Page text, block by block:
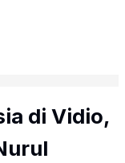
di Vidio,